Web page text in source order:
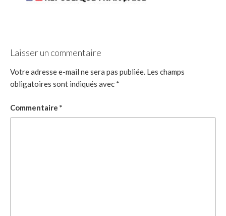
Laisser un commentaire
Votre adresse e-mail ne sera pas publiée. Les champs
obligatoires sont indiqués avec *
Commentaire *